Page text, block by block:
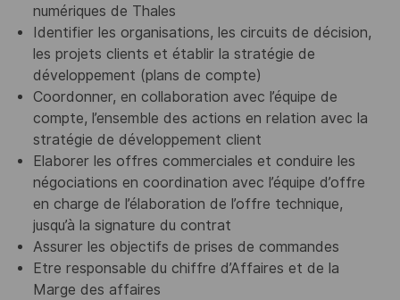
numériques de Thales
Identifier les organisations, les circuits de décision,
les projets clients et établir la stratégie de
développement (plans de compte)
Coordonner, en collaboration avec l’équipe de
compte, l’ensemble des actions en relation avec la
stratégie de développement client
Elaborer les offres commerciales et conduire les
négociations en coordination avec l’équipe d’offre
en charge de l’élaboration de l’offre technique,
jusqu’à la signature du contrat
Assurer les objectifs de prises de commandes
Etre responsable du chiffre d’Affaires et de la
Marge des affaires